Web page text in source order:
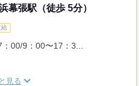
幕張駅（徒歩 5分）
給
00/9：00〜17：3...
見る